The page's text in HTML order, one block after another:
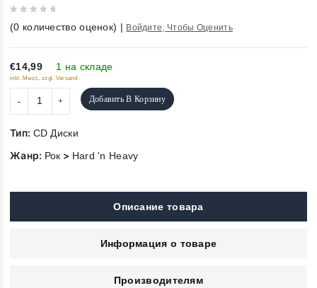
out
of
5
(0 количество оценок) | Войдите, Чтобы Оценить
€14,99 1 на складе
inkl. Mwst., zzgl. Versand
Добавить В Корзину
Тип: CD Диски
Жанр: Рок > Hard 'n Heavy
Описание товара
Информация о товаре
Производителям